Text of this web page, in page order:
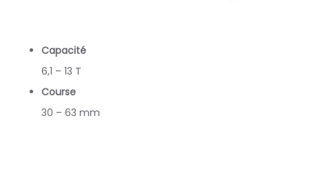
Capacité
6,1 – 13 T
Course
30 – 63 mm